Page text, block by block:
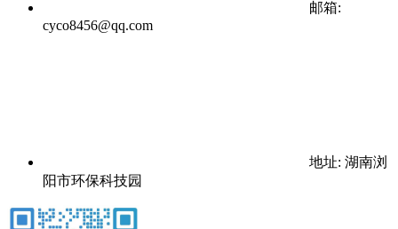
邮箱:
cyco8456@qq.com
地址: 湖南浏
阳市环保科技园